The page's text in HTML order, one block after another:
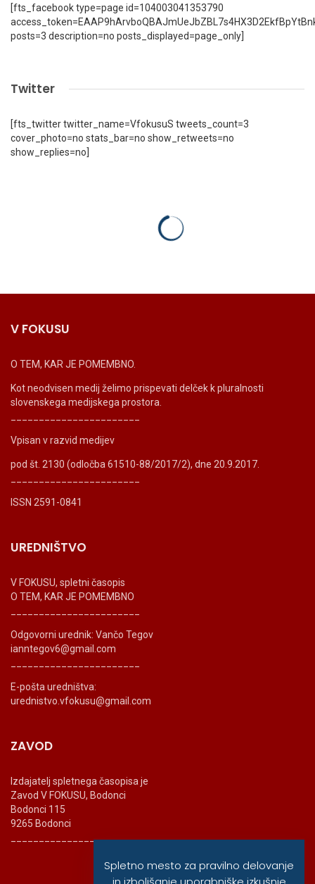
[fts_facebook type=page id=104003041353790
posts=3 description=no posts_displayed=page_only]
Twitter
[fts_twitter twitter_name=VfokusuS tweets_count=3
cover_photo=no stats_bar=no show_retweets=no
show_replies=no]
V FOKUSU
O TEM, KAR JE POMEMBNO.
Kot neodvisen medij želimo prispevati delček k pluralnosti
slovenskega medijskega prostora.
Vpisan v razvid medijev
pod št. 2130 (odločba 61510-88/2017/2), dne 20.9.2017.
ISSN 2591-0841
UREDNIŠTVO
V FOKUSU, spletni časopis
O TEM, KAR JE POMEMBNO
Odgovorni urednik: Vančo Tegov
ianntegov6@gmail.com
E-pošta uredništva:
urednistvo.vfokusu@gmail.com
ZAVOD
Izdajatelj spletnega časopisa je
Zavod V FOKUSU, Bodonci
Bodonci 115
9265 Bodonci
_______________________
Spletno mesto za pravilno delovanje